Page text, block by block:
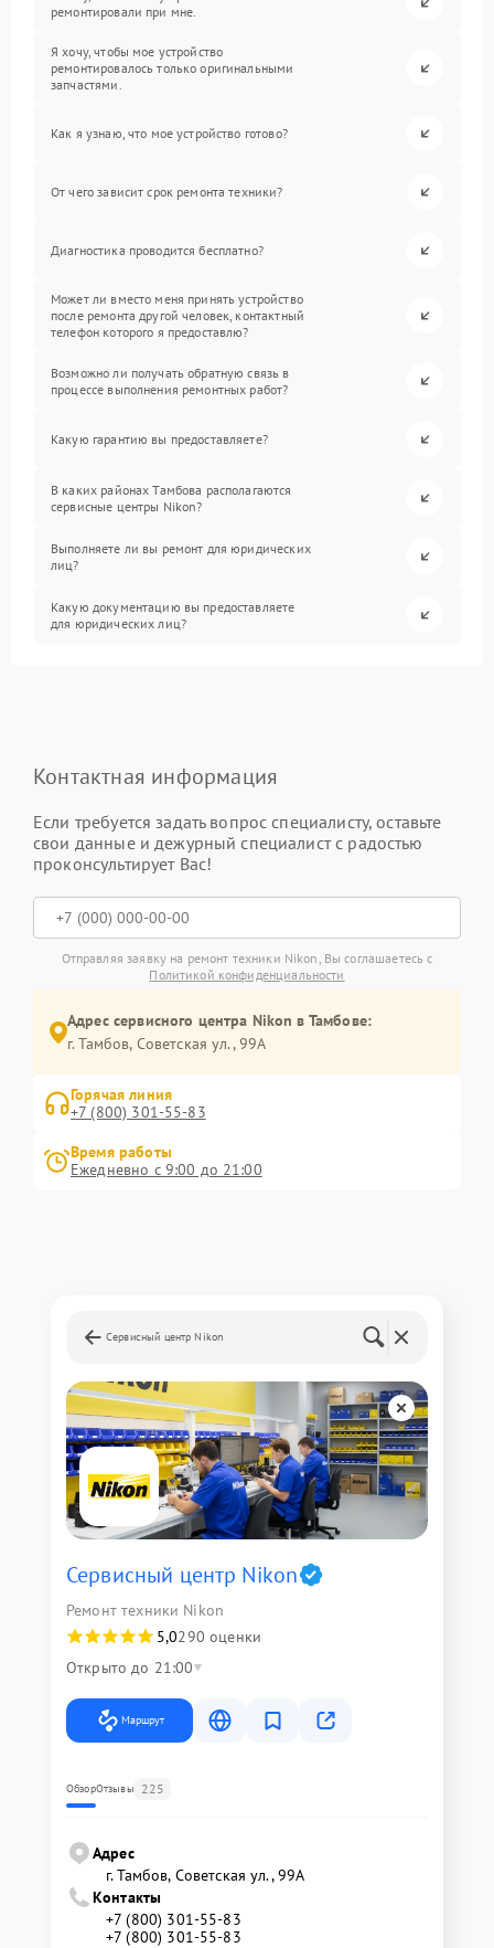
ремонтировали при мне.
Я хочу, чтобы мое устройство
ремонтировалось только оригинальными
запчастями.
Как я узнаю, что мое устройство готово?
От чего зависит срок ремонта техники?
Диагностика проводится бесплатно?
Может ли вместо меня принять устройство
после ремонта другой человек, контактный
телефон которого я предоставлю?
Возможно ли получать обратную связь в
процессе выполнения ремонтных работ?
Какую гарантию вы предоставляете?
В каких районах Тамбова располагаются
сервисные центры Nikon?
Выполняете ли вы ремонт для юридических
лиц?
Какую документацию вы предоставляете
для юридических лиц?
Контактная информация
Если требуется задать вопрос специалисту, оставьте
свои данные и дежурный специалист с радостью
проконсультирует Вас!
Отправляя заявку на ремонт техники Nikon, Вы соглашаетесь с
Политикой конфиденциальности
Адрес сервисного центра Nikon в Тамбове:
г. Тамбов, Советская ул., 99А
Горячая линия
+7 (800) 301-55-83
Время работы
Ежедневно с 9:00 до 21:00
Сервисный центр Nikon
Сервисный центр Nikon
Ремонт техники Nikon
5,0290 оценки
Открыто до 21:00
Маршрут
ОбзорОтзывы 225
Адрес
г. Тамбов, Советская ул., 99А
Контакты
+7 (800) 301-55-83
+7 (800) 301-55-83